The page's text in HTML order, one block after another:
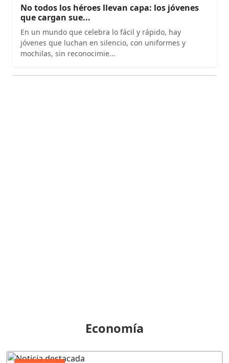
No todos los héroes llevan capa: los jóvenes
que cargan sue...
En un mundo que celebra lo fácil y rápido, hay
jóvenes que luchan en silencio, con uniformes y
mochilas, sin reconocimie...
Economía